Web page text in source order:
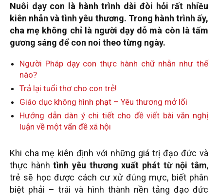
Nuôi dạy con là hành trình dài đòi hỏi rất nhiều
kiên nhẫn và tình yêu thương. Trong hành trình ấy,
cha mẹ không chỉ là người dạy dỗ mà còn là tấm
gương sáng để con noi theo từng ngày.
Người Pháp dạy con thực hành chữ nhẫn như thế
nào?
Trả lại tuổi thơ cho con trẻ!
Giáo dục không hình phạt – Yêu thương mở lối
Hướng dẫn dàn ý chi tiết cho đề viết bài văn nghị
luận về một vấn đề xã hội
Khi cha mẹ kiên định với những giá trị đạo đức và
thực hànhtình yêu thương xuất phát từ nội tâm,
trẻ sẽ học được cách cư xử đúng mực, biết phân
biệt phải – trái và hình thành nền tảng đạo đức